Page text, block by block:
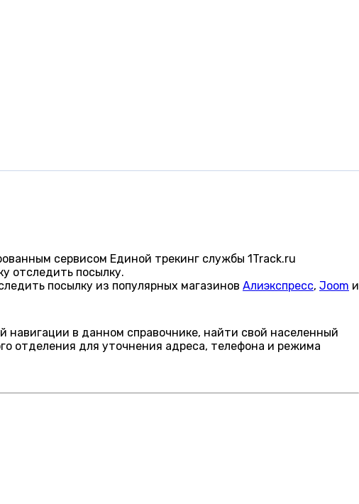
сервисом Единой трекинг службы 1Track.ru
отследить посылку.
посылку из популярных магазинов Алиэкспресс, Joom и
в данном справочнике, найти свой населенный
отделения для уточнения адреса, телефона и режима